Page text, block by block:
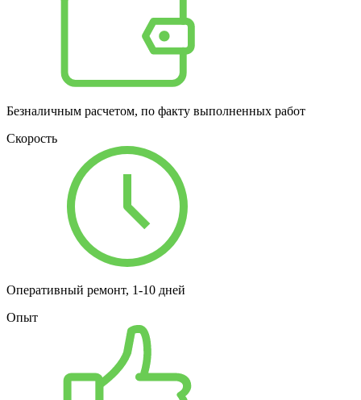
Безналичным расчетом, по факту выполненных работ
Скорость
Оперативный ремонт, 1-10 дней
Опыт